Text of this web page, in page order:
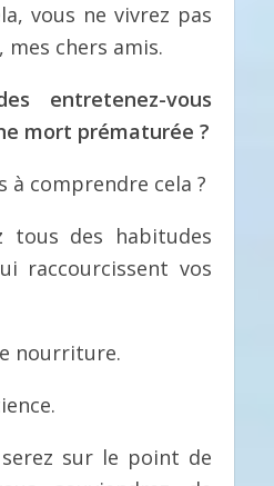
vous ne vivrez pas
chers amis.
entretenez-vous
mort prématurée ?
à comprendre cela ?
tous des habitudes
raccourcissent vos
nourriture.
sur le point de